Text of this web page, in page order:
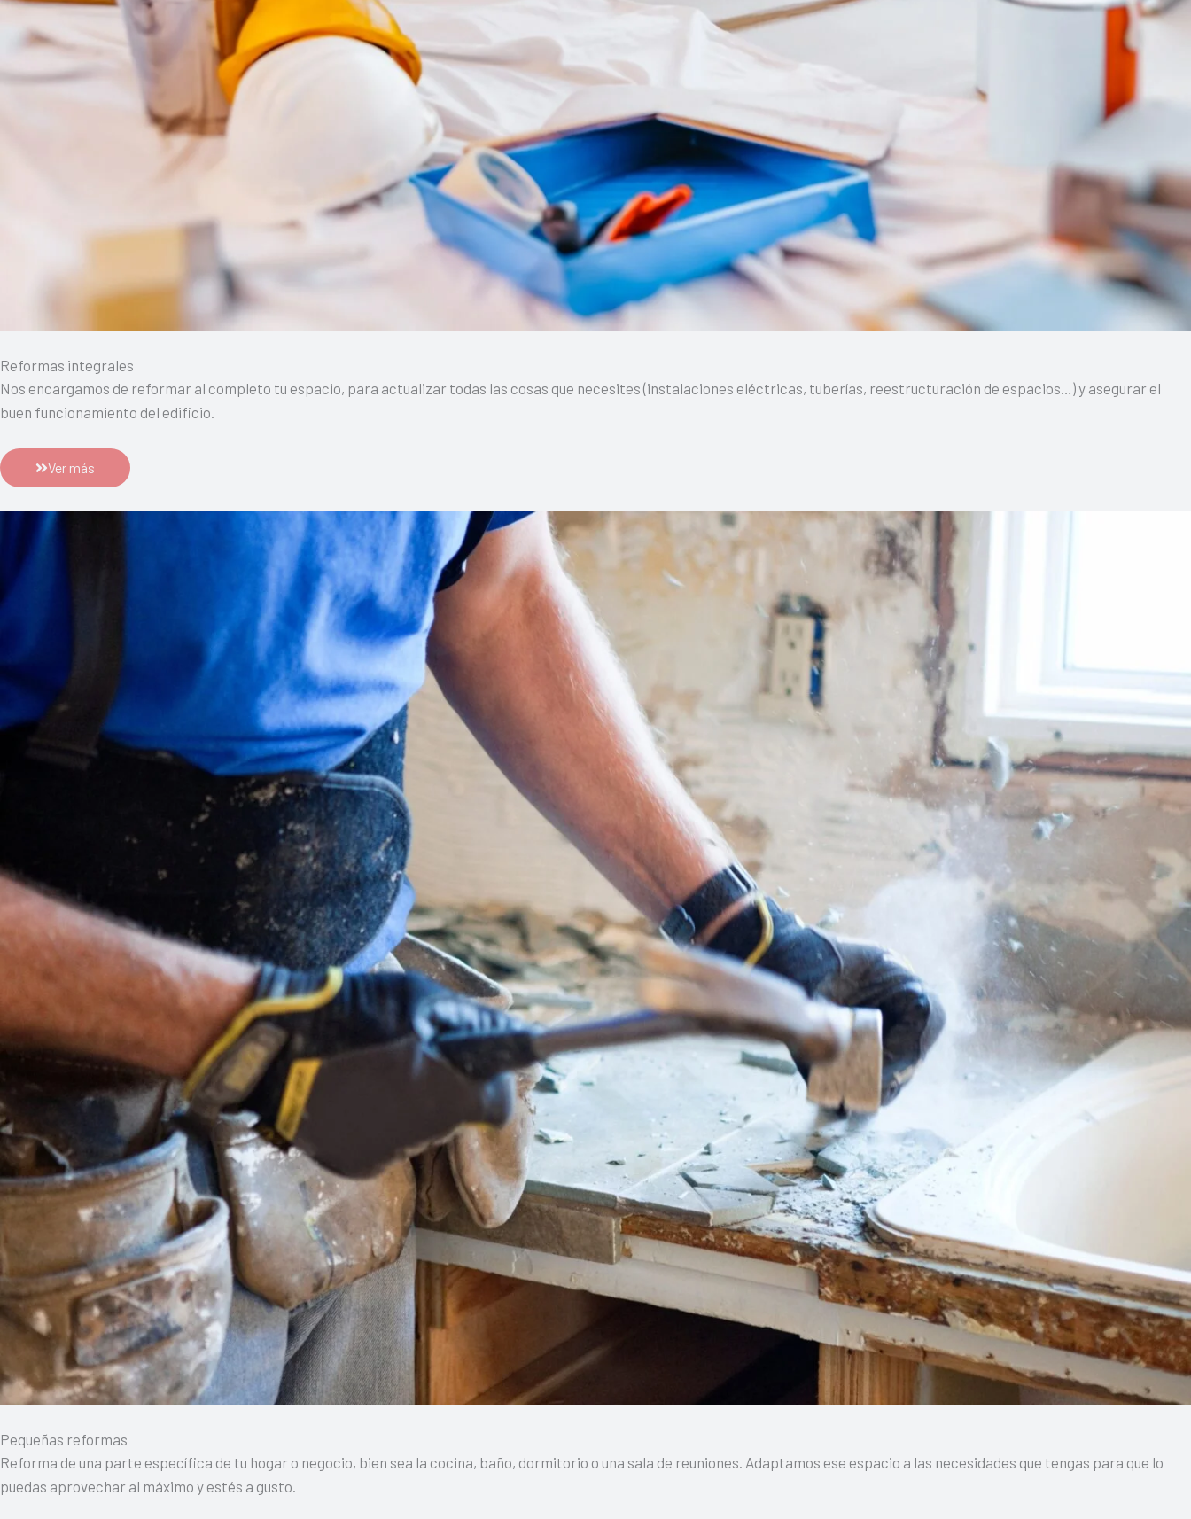
Reformas integrales
Nos encargamos de reformar al completo tu espacio, para actualizar todas las cosas que necesites (instalaciones eléctricas, tuberías, reestructuración de espacios…) y asegurar el
buen funcionamiento del edificio.
Ver más
Pequeñas reformas
Reforma de una parte específica de tu hogar o negocio, bien sea la cocina, baño, dormitorio o una sala de reuniones. Adaptamos ese espacio a las necesidades que tengas para que lo
puedas aprovechar al máximo y estés a gusto.